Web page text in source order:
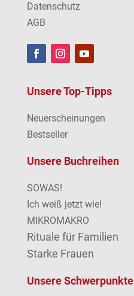
Datenschutz
AGB
Unsere Top-Tipps
Neuerscheinungen
Bestseller
Unsere Buchreihen
SOWAS!
Ich weiß jetzt wie!
MIKROMAKRO
Rituale für Familien
Starke Frauen
Unsere Schwerpunkte